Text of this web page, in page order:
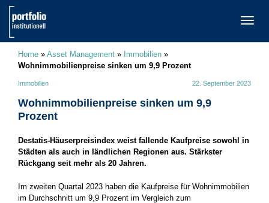
Home » Asset Management » Immobilien »
Wohnimmobilienpreise sinken um 9,9 Prozent
Immobilien 22. September 2023
Wohnimmobilienpreise sinken um 9,9
Prozent
Destatis-Häuserpreisindex weist fallende Kaufpreise sowohl in
Städten als auch in ländlichen Regionen aus. Stärkster
Rückgang seit mehr als 20 Jahren.
Im zweiten Quartal 2023 haben die Kaufpreise für Wohnimmobilien
im Durchschnitt um 9,9 Prozent im Vergleich zum